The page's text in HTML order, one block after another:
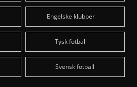
Engelske klubber
Tysk fotball
Svensk fotball